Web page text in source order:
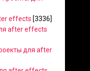
effects [3336]
after effects
для after